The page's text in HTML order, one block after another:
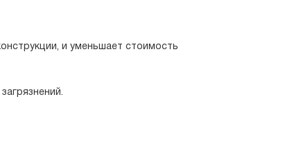
и уменьшает стоимость